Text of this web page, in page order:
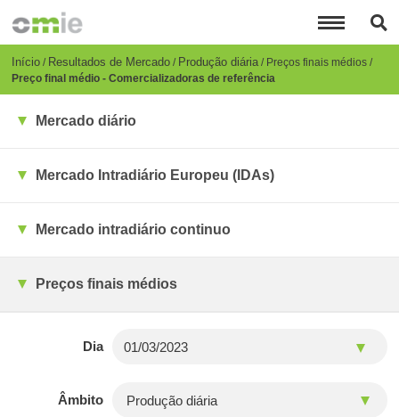
para
conteúdo
principal
Breadcrumb
Início Resultados de Mercado Produção diária Preços finais médios
Preço final médio - Comercializadoras de referência
Mercado diário
Mercado Intradiário Europeu (IDAs)
Mercado intradiário continuo
Preços finais médios
Dia
Âmbito